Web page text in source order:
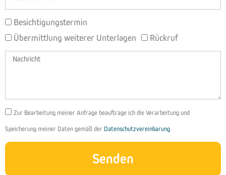
BETREFF
Besichtigungstermin
Übermittlung weiterer Unterlagen
Rückruf
Nachricht
DSGVOZur Bearbeitung meiner Anfrage beauftrage ich die Verarbeitung und
Speicherung meiner Daten gemäß der Datenschutzvereinbarung
Senden